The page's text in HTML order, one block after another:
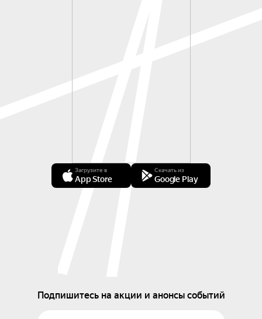
Загрузите в
App Store
Скачать из
Google Play
Подпишитесь на акции и анонсы событий